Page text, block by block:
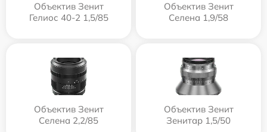
Объектив Зенит
Гелиос 40-2 1,5/85
Объектив Зенит
Селена 1,9/58
Объектив Зенит
Селена 2,2/85
Объектив Зенит
Зенитар 1,5/50